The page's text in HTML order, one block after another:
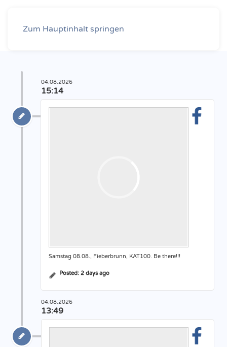
Zum Hauptinhalt springen
04.08.2026
15:14
Samstag 08.08., Fieberbrunn, KAT100. Be there!!!
Posted: 2 days ago
04.08.2026
13:49